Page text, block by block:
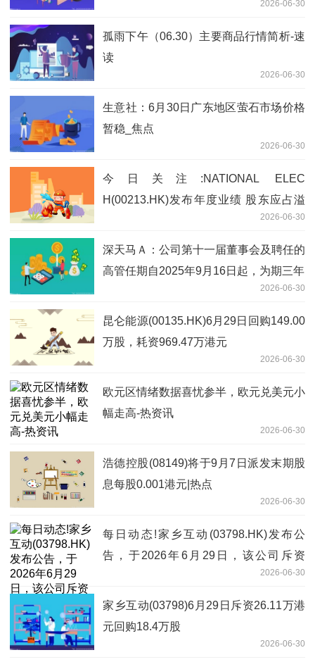
2026-06-30
孤雨下午（06.30）主要商品行情简析-速
读
2026-06-30
生意社：6月30日广东地区萤石市场价格
暂稳_焦点
2026-06-30
今日关注:NATIONAL ELEC
H(00213.HK)发布年度业绩 股东应占溢
利4128.99万港元 同比减少56.03%2026-06-30
深天马Ａ：公司第十一届董事会及聘任的
高管任期自2025年9月16日起，为期三年
2026-06-30
昆仑能源(00135.HK)6月29日回购149.00
万股，耗资969.47万港元
2026-06-30
欧元区情绪数据喜忧参半，欧元兑美元小
幅走高-热资讯
2026-06-30
浩德控股(08149)将于9月7日派发末期股
息每股0.001港元|热点
2026-06-30
每日动态!家乡互动(03798.HK)发布公
告，于2026年6月29日，该公司斥资
2026-06-30
家乡互动(03798)6月29日斥资26.11万港
元回购18.4万股
2026-06-30